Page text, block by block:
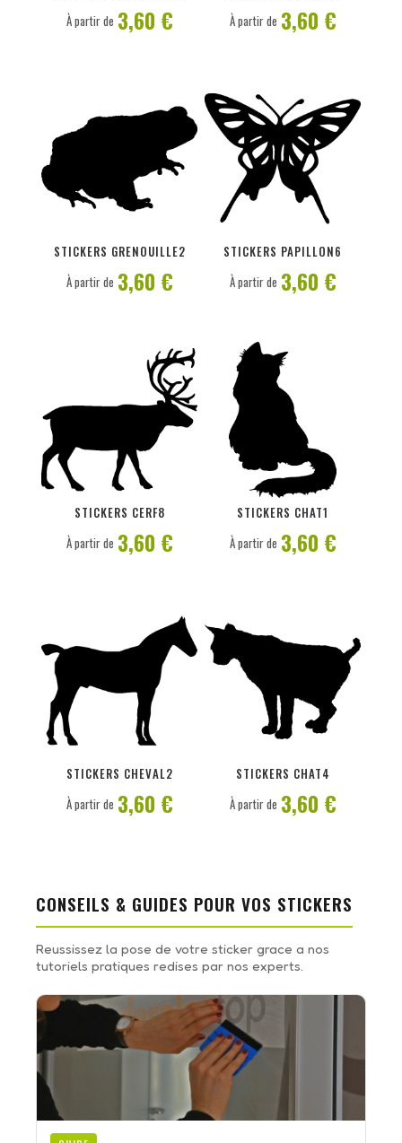
À partir de 3,60 € À partir de 3,60 €
STICKERS GRENOUILLE2
À partir de 3,60 €
STICKERS PAPILLON6
À partir de 3,60 €
STICKERS CERF8
PERSONNALISER
À partir de 3,60 €
STICKERS CHAT1
PERSONNALISER
À partir de 3,60 €
STICKERS CHEVAL2
À partir de 3,60 €
STICKERS CHAT4
À partir de 3,60 €
CONSEILS & GUIDES POUR VOS STICKERS
Reussissez la pose de votre sticker grace a nos
tutoriels pratiques redises par nos experts.